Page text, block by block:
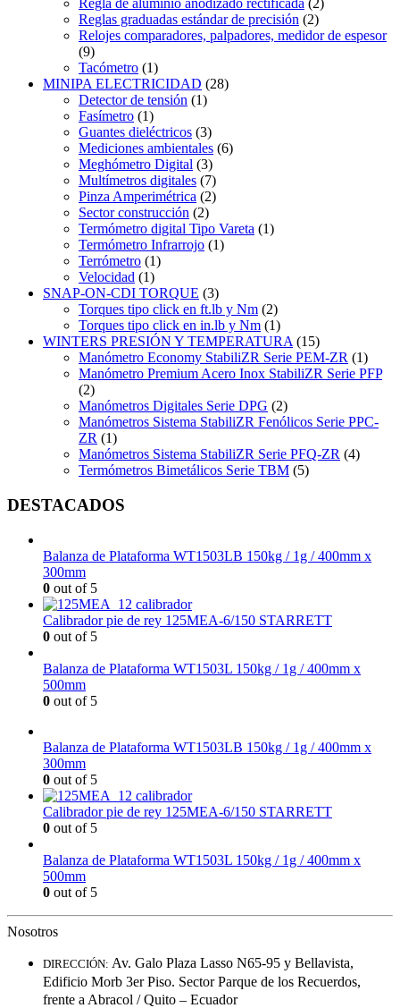
Regla de aluminio anodizado rectificada (2)
Reglas graduadas estándar de precisión (2)
Relojes comparadores, palpadores, medidor de espesor
(9)
Tacómetro (1)
MINIPA ELECTRICIDAD (28)
Detector de tensión (1)
Fasímetro (1)
Guantes dieléctricos (3)
Mediciones ambientales (6)
Meghómetro Digital (3)
Multímetros digitales (7)
Pinza Amperimétrica (2)
Sector construcción (2)
Termómetro digital Tipo Vareta (1)
Termómetro Infrarrojo (1)
Terrómetro (1)
Velocidad (1)
SNAP-ON-CDI TORQUE (3)
Torques tipo click en ft.lb y Nm (2)
Torques tipo click en in.lb y Nm (1)
WINTERS PRESIÓN Y TEMPERATURA (15)
Manómetro Economy StabiliZR Serie PEM-ZR (1)
Manómetro Premium Acero Inox StabiliZR Serie PFP
(2)
Manómetros Digitales Serie DPG (2)
Manómetros Sistema StabiliZR Fenólicos Serie PPC-
ZR (1)
Manómetros Sistema StabiliZR Serie PFQ-ZR (4)
Termómetros Bimetálicos Serie TBM (5)
DESTACADOS
Balanza de Plataforma WT1503LB 150kg / 1g / 400mm x
300mm
0 out of 5
Calibrador pie de rey 125MEA-6/150 STARRETT
0 out of 5
Balanza de Plataforma WT1503L 150kg / 1g / 400mm x
500mm
0 out of 5
Balanza de Plataforma WT1503LB 150kg / 1g / 400mm x
300mm
0 out of 5
Calibrador pie de rey 125MEA-6/150 STARRETT
0 out of 5
Balanza de Plataforma WT1503L 150kg / 1g / 400mm x
500mm
0 out of 5
Nosotros
DIRECCIÓN: Av. Galo Plaza Lasso N65-95 y Bellavista,
Edificio Morb 3er Piso. Sector Parque de los Recuerdos,
frente a Abracol / Quito – Ecuador